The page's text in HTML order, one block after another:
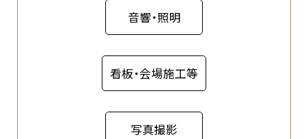
音響・照明
看板・会場施工等
写真撮影